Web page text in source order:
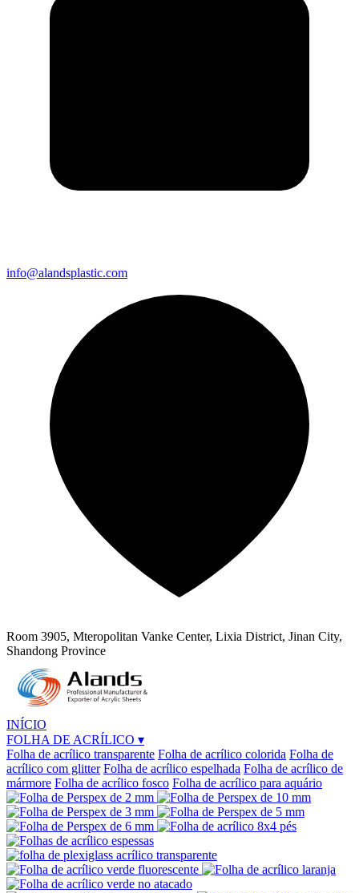
info@alandsplastic.com
Room 3905, Mteropolitan Vanke Center, Lixia District, Jinan City,
Shandong Province
INÍCIO
FOLHA DE ACRÍLICO ▾
Folha de acrílico transparente Folha de acrílico colorida Folha de
acrílico com glitter Folha de acrílico espelhada Folha de acrílico de
mármore Folha de acrílico fosco Folha de acrílico para aquário